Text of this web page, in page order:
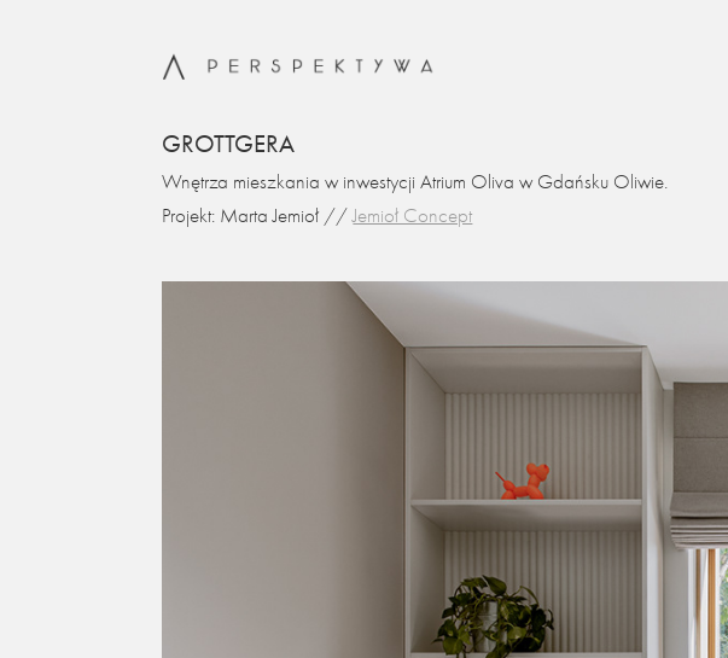
GROTTGERA
Wnętrza mieszkania w inwestycji Atrium Oliva w Gdańsku Oliwie.
Projekt: Marta Jemioł //Jemioł Concept